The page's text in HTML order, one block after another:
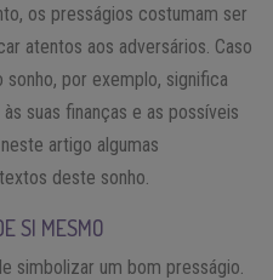
os presságios costumam ser
atentos aos adversários. Caso
por exemplo, significa
suas finanças e as possíveis
artigo algumas
deste sonho.
SI MESMO
simbolizar um bom presságio.